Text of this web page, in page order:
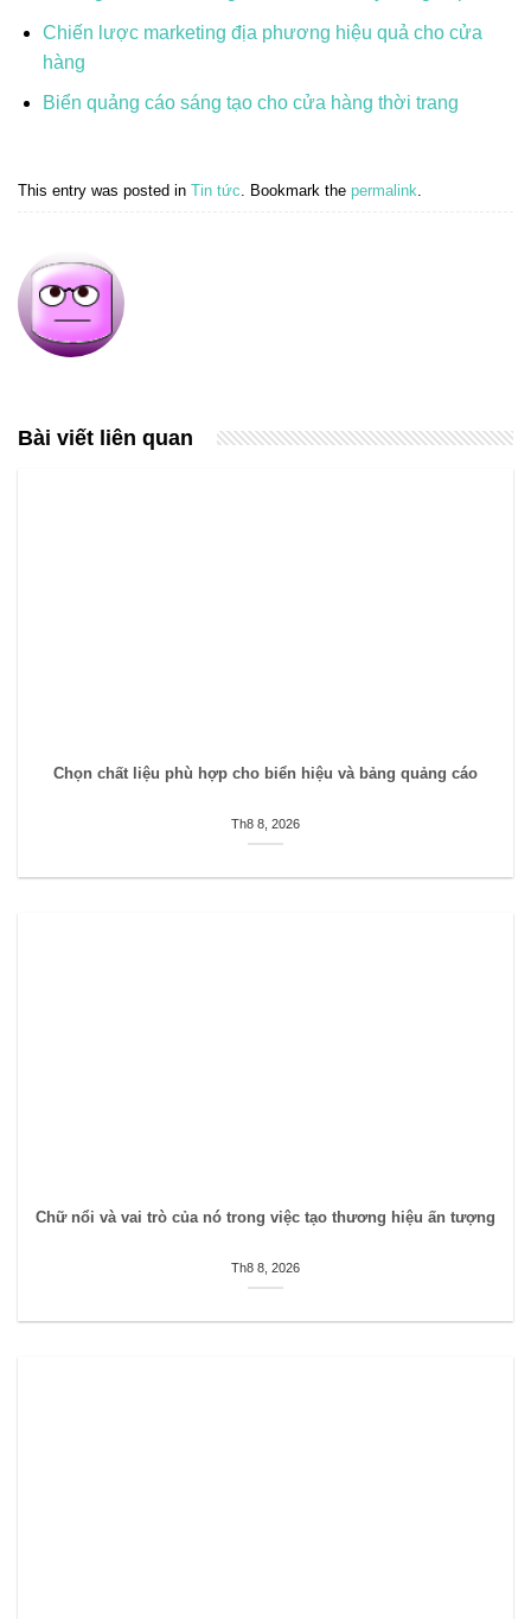
Chiến lược marketing địa phương hiệu quả cho cửa
hàng
Biển quảng cáo sáng tạo cho cửa hàng thời trang
This entry was posted in Tin tức . Bookmark the permalink
Bài viết liên quan
Chọn chất liệu phù hợp cho biển hiệu và bảng quảng cáo
Th8 8, 2026
Chữ nổi và vai trò của nó trong việc tạo thương hiệu ấn tượng
Th8 8, 2026